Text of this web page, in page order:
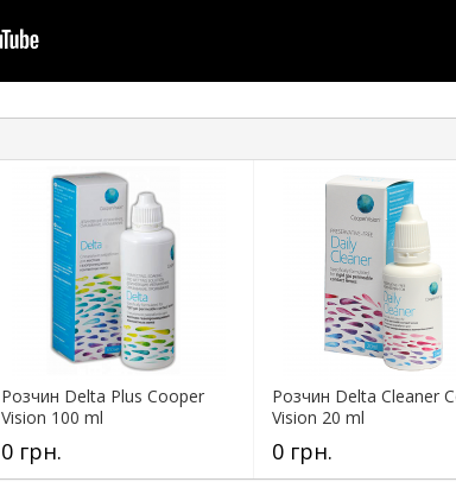
Розчин Delta Plus Cooper
Vision 100 ml
0 грн.
Розчин Delta Cleaner
Vision 20 ml
0 грн.